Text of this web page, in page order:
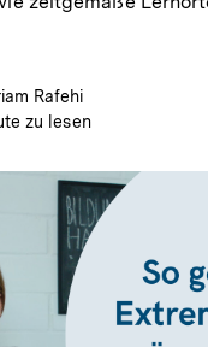
Rafehi
zu lesen